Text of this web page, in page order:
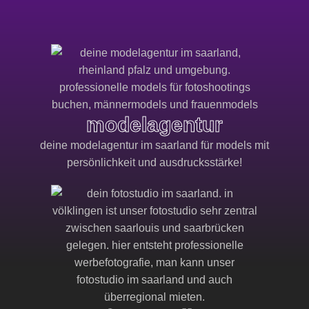
modelagentur
deine modelagentur im saarland für models mit
persönlichkeit und ausdrucksstärke!